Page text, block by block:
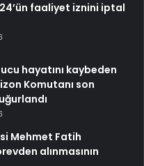
faaliyet iznini iptal
hayatını kaybeden
Komutanı son
Mehmet Fatih
alınmasının